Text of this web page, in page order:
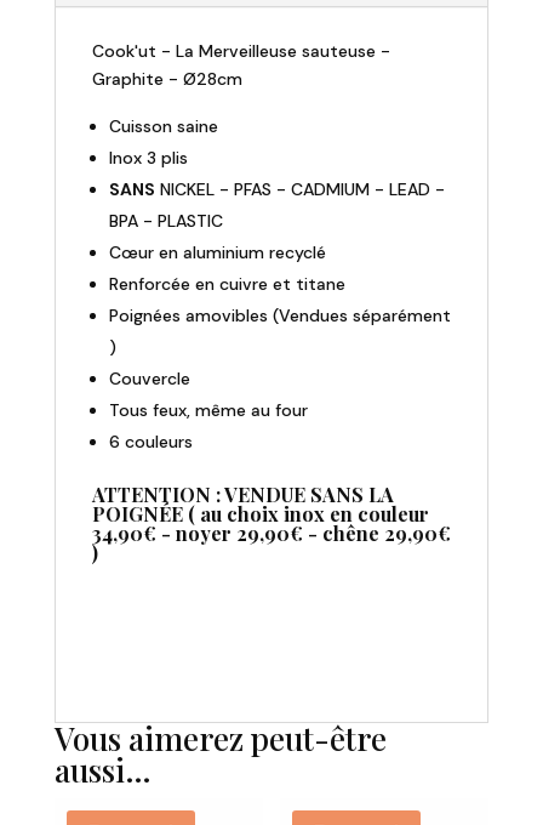
Ø28cm
Graphite"
Cook'ut - La Merveilleuse sauteuse -
Graphite - Ø28cm
Cuisson saine
Inox 3 plis
SANS NICKEL - PFAS - CADMIUM - LEAD -
BPA - PLASTIC
Cœur en aluminium recyclé
Renforcée en cuivre et titane
Poignées amovibles (Vendues séparément
)
Couvercle
Tous feux, même au four
6 couleurs
ATTENTION : VENDUE SANS LA
POIGNÉE ( au choix inox en couleur
34,90€ - noyer 29,90€ - chêne 29,90€
)
Vous aimerez peut-être
aussi…